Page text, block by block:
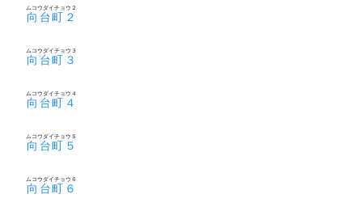
向台町２
ムコウダイチョウ２
向台町３
ムコウダイチョウ３
向台町４
ムコウダイチョウ４
向台町５
ムコウダイチョウ５
向台町６
ムコウダイチョウ６